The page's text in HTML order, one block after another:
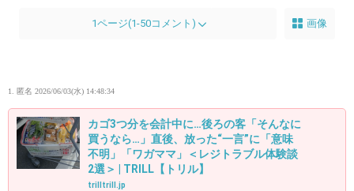
1ページ(1-50コメント) 画像
1. 匿名 2026/06/03(水) 14:48:34
カゴ3つ分を会計中に…後ろの客「そんなに
買うなら…」直後、放った“一言”に「意味
不明」「ワガママ」＜レジトラブル体験談
2選＞ | TRILL【トリル】
trilltrill.jp